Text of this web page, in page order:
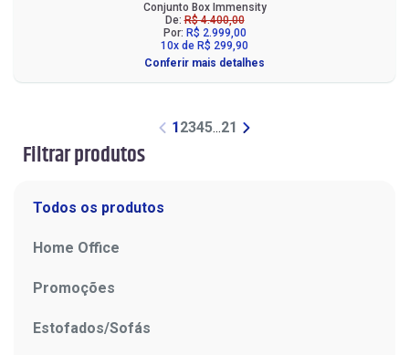
Filtrar produtos
Todos os produtos
Home Office
Promoções
Estofados/Sofás
Conjunto Box Immensity
De:R$ 4.400,00
Por: R$ 2.999,00
10x de R$ 299,90
Conferir mais detalhes
1 2345...21